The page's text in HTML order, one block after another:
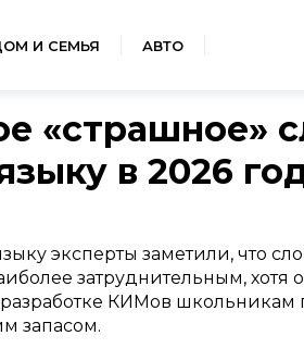
И СЕМЬЯ АВТО
«страшное»
в 2026
эксперты заметили, что
затруднительным, хотя
КИМов школьникам
запасом.